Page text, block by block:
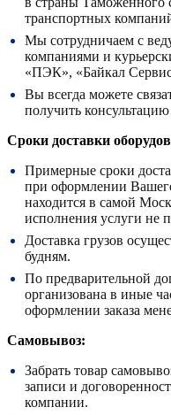
транспортных
Мы сотрудничаем с
компаниями и
«ПЭК», «Байкал
Вы всегда можете
получить
Сроки доставки
Примерные сроки
при оформлении
находится в самой
исполнения услуги не
Доставка грузов
будням.
По предварительной
организована в иные
оформлении заказа
Самовывоз:
Забрать товар
записи и
компании.